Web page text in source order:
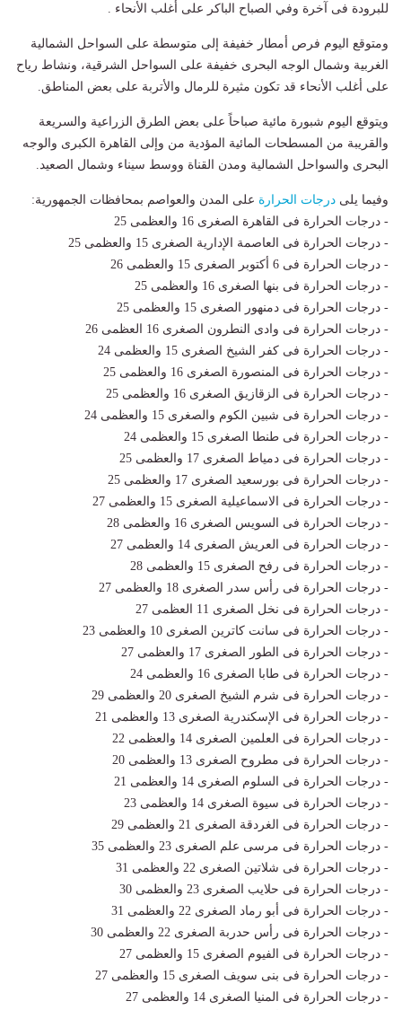
للبرودة فى آخرة وفي الصباح الباكر على أغلب الأنحاء .
ومتوقع اليوم فرص أمطار خفيفة إلى متوسطة على السواحل الشمالية
الغربية وشمال الوجه البحرى خفيفة على السواحل الشرقية، ونشاط رياح
على أغلب الأنحاء قد تكون مثيرة للرمال والأتربة على بعض المناطق.
ويتوقع اليوم شبورة مائية صباحاً على بعض الطرق الزراعية والسريعة
والقريبة من المسطحات المائية المؤدية من وإلى القاهرة الكبرى والوجه
البحرى والسواحل الشمالية ومدن القناة ووسط سيناء وشمال الصعيد.
وفيما يلى درجات الحرارة على المدن والعواصم بمحافظات الجمهورية:
- درجات الحرارة فى القاهرة الصغرى 16 والعظمى 25
- درجات الحرارة فى العاصمة الإدارية الصغرى 15 والعظمى 25
- درجات الحرارة فى 6 أكتوبر الصغرى 15 والعظمى 26
- درجات الحرارة فى بنها الصغرى 16 والعظمى 25
- درجات الحرارة فى دمنهور الصغرى 15 والعظمى 25
- درجات الحرارة فى وادى النطرون الصغرى 16 العظمى 26
- درجات الحرارة فى كفر الشيخ الصغرى 15 والعظمى 24
- درجات الحرارة فى المنصورة الصغرى 16 والعظمى 25
- درجات الحرارة فى الزقازيق الصغرى 16 والعظمى 25
- درجات الحرارة فى شبين الكوم والصغرى 15 والعظمى 24
- درجات الحرارة فى طنطا الصغرى 15 والعظمى 24
- درجات الحرارة فى دمياط الصغرى 17 والعظمى 25
- درجات الحرارة فى بورسعيد الصغرى 17 والعظمى 25
- درجات الحرارة فى الاسماعيلية الصغرى 15 والعظمى 27
- درجات الحرارة فى السويس الصغرى 16 والعظمى 28
- درجات الحرارة فى العريش الصغرى 14 والعظمى 27
- درجات الحرارة فى رفح الصغرى 15 والعظمى 28
- درجات الحرارة فى رأس سدر الصغرى 18 والعظمى 27
- درجات الحرارة فى نخل الصغرى 11 العظمى 27
- درجات الحرارة فى سانت كاترين الصغرى 10 والعظمى 23
- درجات الحرارة فى الطور الصغرى 17 والعظمى 27
- درجات الحرارة فى طابا الصغرى 16 والعظمى 24
- درجات الحرارة فى شرم الشيخ الصغرى 20 والعظمى 29
- درجات الحرارة فى الإسكندرية الصغرى 13 والعظمى 21
- درجات الحرارة فى العلمين الصغرى 14 والعظمى 22
- درجات الحرارة فى مطروح الصغرى 13 والعظمى 20
- درجات الحرارة فى السلوم الصغرى 14 والعظمى 21
- درجات الحرارة فى سيوة الصغرى 14 والعظمى 23
- درجات الحرارة فى الغردقة الصغرى 21 والعظمى 29
- درجات الحرارة فى مرسى علم الصغرى 23 والعظمى 35
- درجات الحرارة فى شلاتين الصغرى 22 والعظمى 31
- درجات الحرارة فى حلايب الصغرى 23 والعظمى 30
- درجات الحرارة فى أبو رماد الصغرى 22 والعظمى 31
- درجات الحرارة فى رأس حدربة الصغرى 22 والعظمى 30
- درجات الحرارة فى الفيوم الصغرى 15 والعظمى 27
- درجات الحرارة فى بنى سويف الصغرى 15 والعظمى 27
- درجات الحرارة فى المنيا الصغرى 14 والعظمى 27